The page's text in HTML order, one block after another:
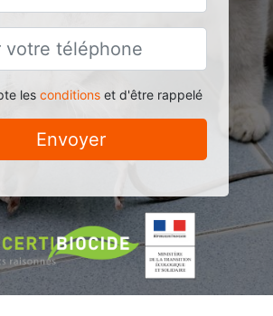
les conditionset d'être rappelé
Envoyer